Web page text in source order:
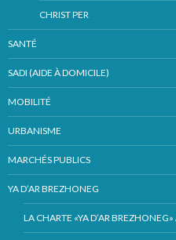
CHRIST PER
SANTÉ
SADI (AIDE À DOMICILE)
MOBILITÉ
URBANISME
MARCHÉS PUBLICS
YA D’AR BREZHONEG
LA CHARTE «YA D’AR